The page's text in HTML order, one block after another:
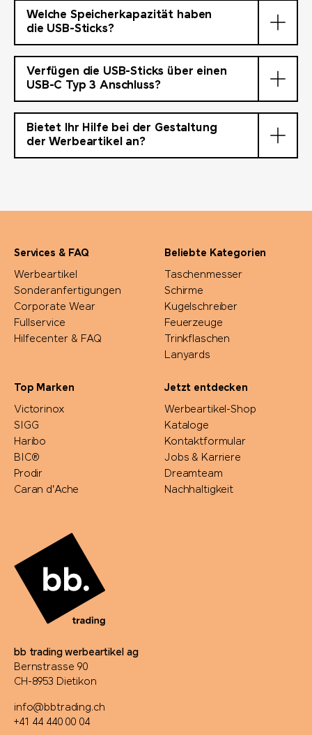
Welche Speicherkapazität haben
die USB-Sticks?
Verfügen die USB-Sticks über einen
USB-C Typ 3 Anschluss?
Bietet Ihr Hilfe bei der Gestaltung
der Werbeartikel an?
Services & FAQ
Werbeartikel
Sonderanfertigungen
Corporate Wear
Fullservice
Hilfecenter & FAQ
Beliebte Kategorien
Taschenmesser
Schirme
Kugelschreiber
Feuerzeuge
Trinkflaschen
Lanyards
Top Marken
Victorinox
SIGG
Haribo
BIC®
Prodir
Caran d'Ache
Jetzt entdecken
Werbeartikel-Shop
Kataloge
Kontaktformular
Jobs & Karriere
Dreamteam
Nachhaltigkeit
bb trading werbeartikel ag
Bernstrasse 90
CH-8953 Dietikon
info@bbtrading.ch
+41 44 440 00 04